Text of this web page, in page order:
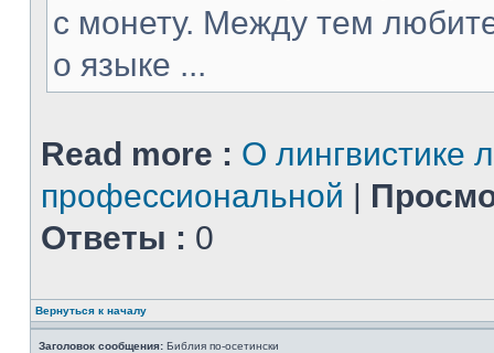
с монету. Между тем
о языке ...
Read more : О лингвистике
профессиональной |
Ответы : 0
Вернуться к началу
Заголовок сообщения: Библия по-осетински